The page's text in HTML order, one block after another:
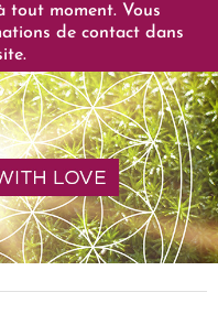
tout moment. Vous
de contact dans